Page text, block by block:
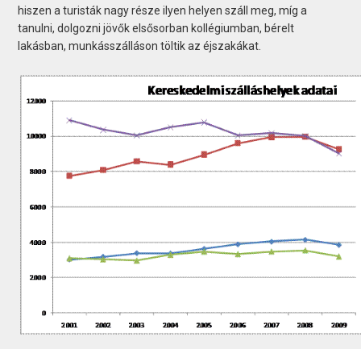
hiszen a turisták nagy része ilyen helyen száll meg, míg a
tanulni, dolgozni jövők elsősorban kollégiumban, bérelt
lakásban, munkásszálláson töltik az éjszakákat.